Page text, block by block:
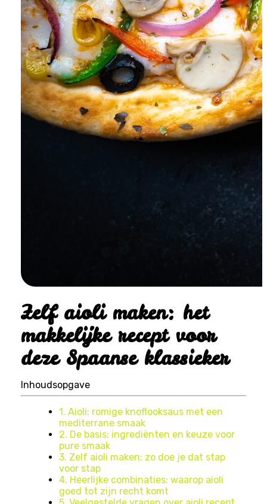
Zelf aioli maken: het
makkelijke recept voor
deze Spaanse klassieker
Inhoudsopgave
1. Aioli: romige knoflooksaus met een
mediterrane smaak
2. De basis: ingrediënten en keuze voor
pure smaak
3. Zelf aioli maken: zo doe je dat stap
voor stap
4. Heerlijke combinaties: waarop aioli
goed tot zijn recht komt